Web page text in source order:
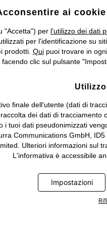
ai
"Accetta") per l'utilizzo dei dati
per l'identificazione su
prodotti. Quipuoi trovare in
clic sul pulsante
finale dell'utente (dati di
dei dati di
tuoi dati pseudonimizzati
Communications GmbH,
Ulteriori informazioni
L'informativa è accessibile
Impostazioni